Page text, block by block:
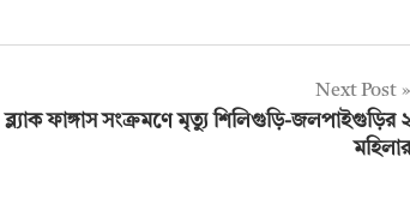
Next Post
ব্ল্যাক ফাঙ্গাস সংক্রমণে মৃত্যু শিলিগুড়ি-জলপাইগুড়ির ২
মহিলার